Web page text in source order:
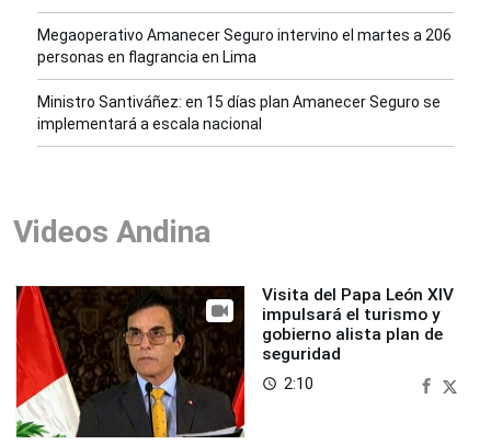
Megaoperativo Amanecer Seguro intervino el martes a 206
personas en flagrancia en Lima
Ministro Santiváñez: en 15 días plan Amanecer Seguro se
implementará a escala nacional
Videos Andina
Visita del Papa León XIV
impulsará el turismo y
gobierno alista plan de
seguridad
access_time 2:10